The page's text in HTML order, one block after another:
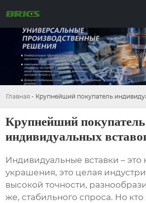
Главная - Крупнейший покупатель
Крупнейший покупатель
индивидуальных
Индивидуальные вставки – это
украшения, это целая
высокой точности,
же, стабильного спроса. Но кто